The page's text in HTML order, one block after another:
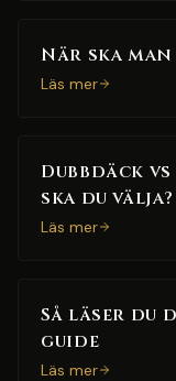
När ska
Läs mer
Dubbdäck
ska du välja?
Läs mer
Så läser du
guide
Läs mer